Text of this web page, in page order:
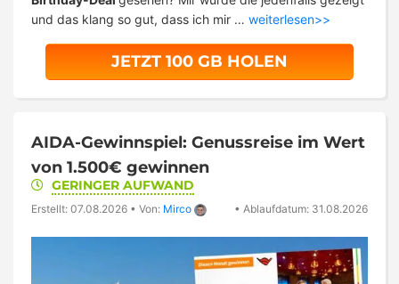
und das klang so gut, dass ich mir … weiterlesen>>
JETZT 100 GB HOLEN
AIDA-Gewinnspiel: Genussreise im Wert
von 1.500€ gewinnen
GERINGER AUFWAND
Erstellt: 07.08.2026 • Von: Mirco • Ablaufdatum: 31.08.2026